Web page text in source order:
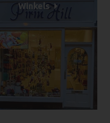
Winkels